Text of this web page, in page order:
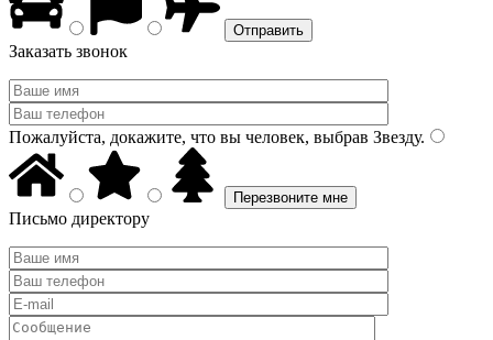
Заказать звонок
Пожалуйста, докажите, что вы человек, выбрав Звезду.
Письмо директору